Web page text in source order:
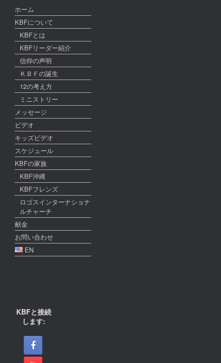
ホーム
KBFについて
KBFとは
KBFリーダー紹介
信仰の声明
ＫＢＦの誕生
12の考え方
ミニストリー
メッセージ
ビデオ
キッズビデオ
スケジュール
KBFの家族
KBF沖縄
KBFフレンズ
ロゴスインターナショナ
ルチャーチ
献金
お問い合わせ
EN
KBFと接続
します: